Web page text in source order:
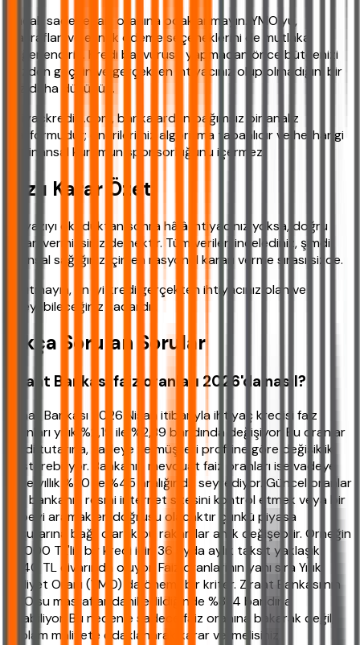
Ancak sadece faiz oranına odaklanmayın. YMO'yu,
masrafları ve esnek ödeme seçeneklerini de mutlaka
değerlendirin. Kredi başvurusu yapmadan önce bütçenizi
gözden geçirin ve gerçekten ihtiyacınız olup olmadığını bir
kez daha düşünün.
ihtiyackredisi.com, bankalardan bağımsız bir analiz
platformudur; önerilerimiz algoritma tabanlıdır ve herhangi
bir finansal kurumun sponsorluğunu içermez.
Hızlı Karar Özeti
Bu yazıyı okuduktan sonra hâlâ ihtiyacınız yoksa, doğru
kararı vermişsiniz demektir. Tüm verileri incelediniz, şimdi
finansal sağlığınız için en rasyonel kararı verme sırası sizde.
Unutmayın, en iyi kredi gerçekten ihtiyacınız olan ve
ödeyebileceğiniz kadardır.
Sıkça Sorulan Sorular
Ziraat Bankası faiz oranları 2026'da nasıl?
Ziraat Bankası 2026 Nisan itibarıyla ihtiyaç kredisi faiz
oranları yıllık %2,19 ile %2,89 bandında değişiyor. Bu oranlar
kredi tutarına, vadeye ve müşteri profiline göre değişiklik
gösterebiliyor. Bankanın mevduat faiz oranları ise vadeye
göre yıllık %30 ile %45 aralığında seyrediyor. Güncel oranlar
için bankanın resmi internet sitesini kontrol etmek veya bir
şubeyi aramak en doğrusu olacaktır çünkü piyasa
koşullarına bağlı olarak bu rakamlar anlık değişebilir. Örneğin
50.000 TL'lik bir kredi için 36 ayda aylık taksit yaklaşık
1.440 TL civarında oluyor. Faiz oranlarının yanı sıra Yıllık
Maliyet Oranı (YMO) da önemli bir kriter. Ziraat Bankası'nın
YMO'su masraflar dahil edildiğinde %3-4 bandına
çıkabiliyor. Bu nedenle sadece faiz oranına bakarak değil,
toplam maliyete odaklanarak karar vermelisiniz.